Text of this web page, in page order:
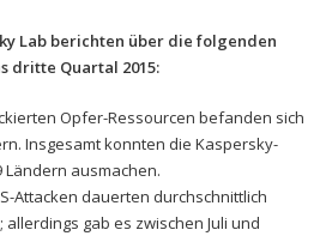
Lab berichten über die folgenden
dritte Quartal 2015:
Opfer-Ressourcen befanden sich
Insgesamt konnten die Kaspersky-
Ländern ausmachen.
Attacken dauerten durchschnittlich
gab es zwischen Juli und